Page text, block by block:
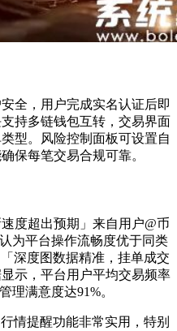
全，用户完成实名认证后即
持多链钱包互转，交易界面
型。风险控制面板可设置自
保每笔交易合规可靠。
度超出预期」来自用户@币
为平台操作流畅度优于同类
深度图数据精准，挂单成交
示，平台用户平均交易频率
理满意度达91%。
情提醒功能非常实用，特别